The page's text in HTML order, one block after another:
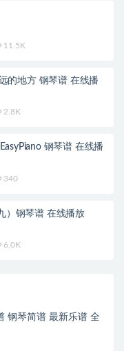
11.5K
的地方 钢琴谱 在线播
2.8K
钢琴谱 在线播
340
）钢琴谱 在线播放
6.0K
钢琴简谱 最新乐谱 全